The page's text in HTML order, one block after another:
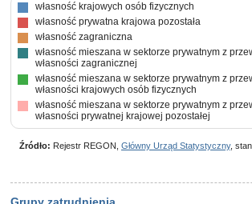
własność krajowych osób fizycznych
własność prywatna krajowa pozostała
własność zagraniczna
własność mieszana w sektorze prywatnym z
własności zagranicznej
własność mieszana w sektorze prywatnym z
własności krajowych osób fizycznych
własność mieszana w sektorze prywatnym z
własności prywatnej krajowej pozostałej
Źródło: Rejestr REGON, Główny Urząd Statystyczny,